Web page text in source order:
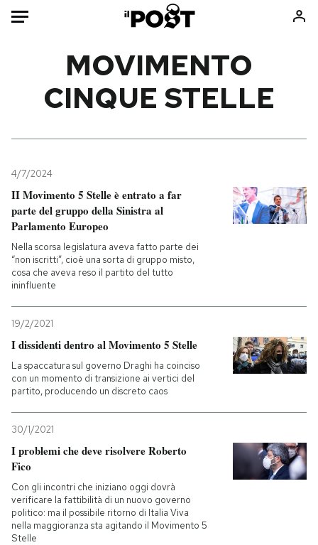
HOME
Mondo
Tecnologia
Internet
Scienza
Cultura
Economia
Sport
Libri
Ok Boomer!
Europa
Altrecose
PODCAST
NEWSLETTER
SHOP
CALENDARIO
MOVIMENTO
CINQUE STELLE
4/7/2024
II Movimento 5 Stelle è entrato a far
parte del gruppo della Sinistra al
Parlamento Europeo
Nella scorsa legislatura aveva fatto parte dei
“non iscritti”, cioè una sorta di gruppo misto,
cosa che aveva reso il partito del tutto
ininfluente
19/2/2021
I dissidenti dentro al Movimento 5 Stelle
La spaccatura sul governo Draghi ha coinciso
con un momento di transizione ai vertici del
partito, producendo un discreto caos
30/1/2021
I problemi che deve risolvere Roberto
Fico
Con gli incontri che iniziano oggi dovrà
verificare la fattibilità di un nuovo governo
politico: ma il possibile ritorno di Italia Viva
nella maggioranza sta agitando il Movimento 5
Stelle